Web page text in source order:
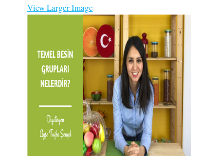
View Larger Image